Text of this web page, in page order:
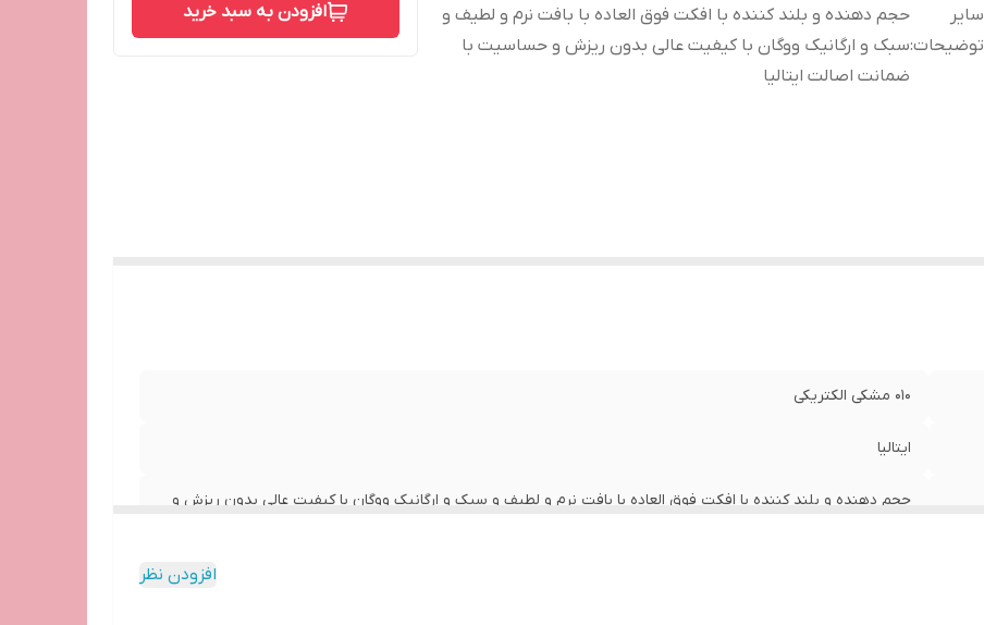
سایر
توضیحات:
حجم دهنده و بلند کننده با افکت فوق العاده با بافت نرم و لطیف و
سبک و ارگانیک ووگان با کیفیت عالی بدون ریزش و حساسیت با
ضمانت اصالت ایتالیا
افزودن به سبد خرید
010 مشکی الکتریکی
ایتالیا
حجم دهنده و بلند کننده با افکت فوق العاده با بافت نرم و لطیف و سبک و ارگانیک ووگان با کیفیت عالی بدون ریزش و
افزودن نظر